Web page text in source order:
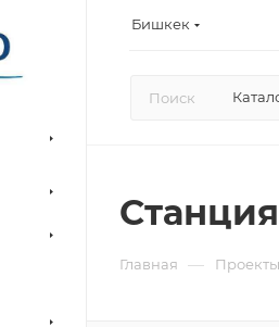
Бишкек
Главная — Проекты